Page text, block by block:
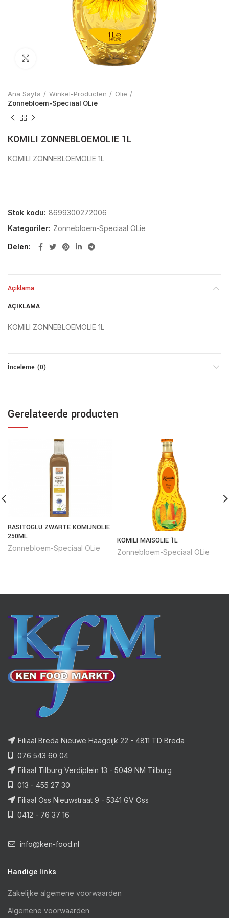
Click to enlarge
Ana Sayfa Winkel-Producten
Olie
Zonnebloem-Speciaal OLie
KOMILI ZONNEBLOEMOLIE 1L
KOMILI ZONNEBLOEMOLIE 1L
Stok kodu: 8699300272006
Kategoriler: Zonnebloem-Speciaal OLie
Delen
Açıklama
AÇIKLAMA
KOMILI ZONNEBLOEMOLIE 1L
İnceleme (0)
Gerelateerde producten
RASITOGLU ZWARTE KOMIJNOLIE
250ML
Zonnebloem-Speciaal OLie
KOMILI MAISOLIE 1L
Zonnebloem-Speciaal OLie
Filiaal Breda Nieuwe Haagdijk 22 - 4811 TD Breda
076 543 60 04
Filiaal Tilburg Verdiplein 13 - 5049 NM Tilburg
013 - 455 27 30
Filiaal Oss Nieuwstraat 9 - 5341 GV Oss
0412 - 76 37 16
info@ken-food.nl
Handige links
Zakelijke algemene voorwaarden
Algemene voorwaarden